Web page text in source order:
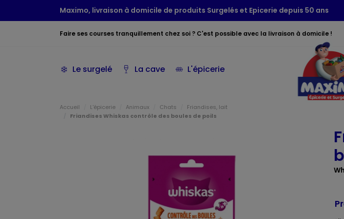
Maximo, livraison à domicile de produits Surgelés et Epicerie depuis 50 ans
Faire ses courses tranquillement chez soi ? C'est possible avec la livraison à domicile !
Le surgelé La cave L'épicerie
Accueil L'épicerie Animaux Chats
Friandises, lait
Friandises Whiskas contrôle des boules de poils